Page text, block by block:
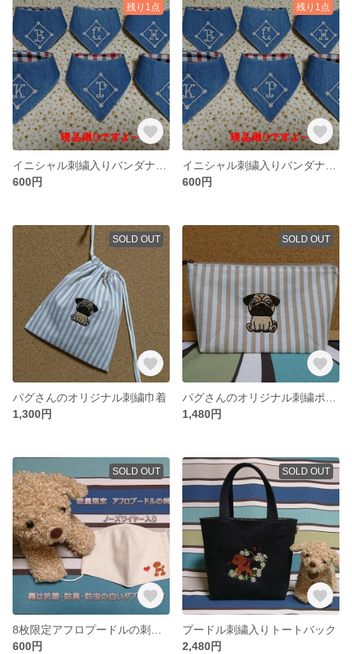
残り1点
600円
残り1点
600円
SOLD OUT
パグさんのオリジナル刺繍巾着
1,300円
SOLD OUT
1,480円
SOLD OUT
600円
SOLD OUT
プードル刺繍入りトートバック
2,480円